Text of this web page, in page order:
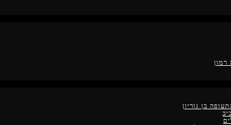
רמון
בן גוריון